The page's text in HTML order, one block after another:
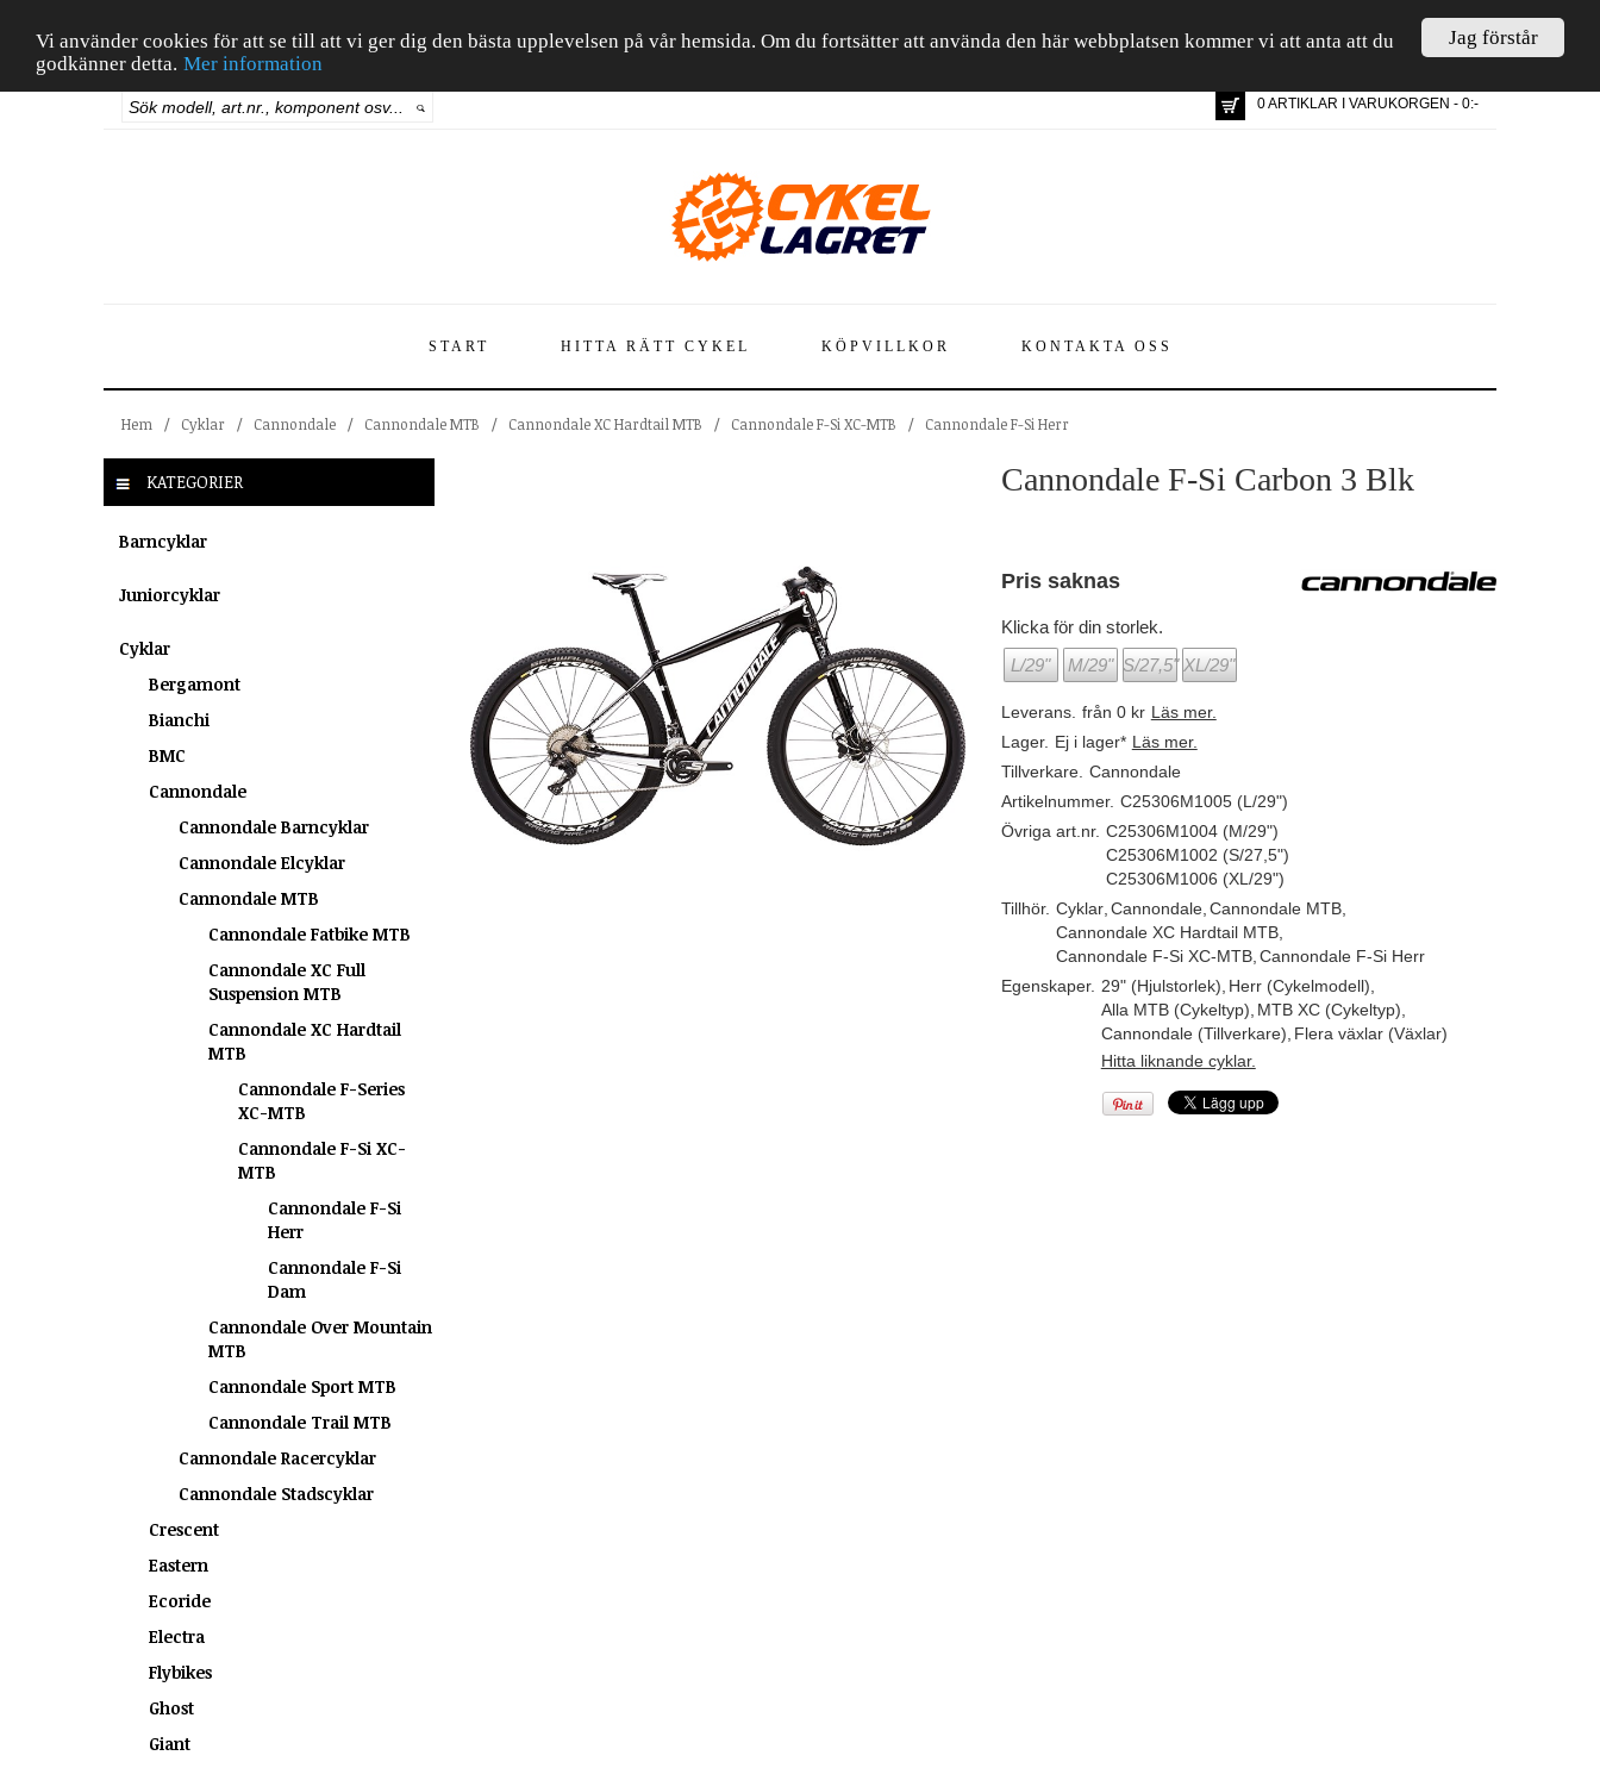
Jag förstår
Vi använder cookies för att se till att vi ger dig den bästa upplevelsen på vår hemsida. Om du fortsätter att använda den här webbplatsen kommer vi att anta att du
godkänner detta. Mer information
0 ARTIKLAR I VARUKORGEN - 0:-
START HITTA RÄTT CYKEL KÖPVILLKOR KONTAKTA OSS
Hem / Cyklar / Cannondale / Cannondale MTB / Cannondale XC Hardtail MTB / Cannondale F-Si XC-MTB / Cannondale F-Si Herr
KATEGORIER
Barncyklar
Juniorcyklar
Cyklar
Bergamont
Bianchi
BMC
Cannondale
Cannondale Barncyklar
Cannondale Elcyklar
Cannondale MTB
Cannondale Fatbike MTB
Cannondale XC Full
Suspension MTB
Cannondale XC Hardtail
MTB
Cannondale F-Series
XC-MTB
Cannondale F-Si XC-
MTB
Cannondale F-Si
Herr
Cannondale F-Si
Dam
Cannondale Over Mountain
MTB
Cannondale Sport MTB
Cannondale Trail MTB
Cannondale Racercyklar
Cannondale Stadscyklar
Crescent
Eastern
Ecoride
Electra
Flybikes
Ghost
Giant
Cannondale F-Si Carbon 3 Blk
Pris saknas
Klicka för din storlek.
L/29"
M/29" S/27,5" XL/29"
Leverans. från 0 kr Läs mer.
Lager. Ej i lager* Läs mer.
Tillverkare. Cannondale
Artikelnummer. C25306M1005 (L/29")
Övriga art.nr. C25306M1004 (M/29")
C25306M1002 (S/27,5")
C25306M1006 (XL/29")
Tillhör. Cyklar, Cannondale, Cannondale MTB,
Cannondale XC Hardtail MTB,
Cannondale F-Si XC-MTB, Cannondale F-Si Herr
Egenskaper. 29" (Hjulstorlek) Herr (Cykelmodell)
Alla MTB (Cykeltyp) MTB XC (Cykeltyp)
Cannondale (Tillverkare) Flera växlar (Växlar)
Hitta liknande cyklar.